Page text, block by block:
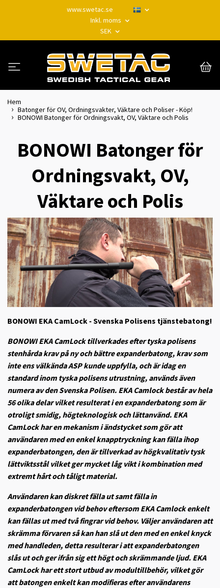
www.swetac.se
Inkl. moms
SEK
Hem
Batonger för OV, Ordningsvakter, Väktare och Poliser - Köp!
BONOWI Batonger för Ordningsvakt, OV, Väktare och Polis
BONOWI Batonger för
Ordningsvakt, OV,
Väktare och Polis
BONOWI EKA CamLock - Svenska Polisens tjänstebatong!
BONOWI EKA CamLock tillverkades efter tyska polisens
stenhårda krav på ny och bättre expanderbatong, krav som
inte ens välkända ASP kunde uppfylla, och är idag en
standard inom tyska polisens utrustning, används även
numera av den Svenska Polisen. EKA Camlock består av hela
56 olika delar vilket resulterat i en expanderbatong som är
otroligt smidig, högteknologisk och lättanvänd. EKA
CamLock har en mekanism i ändstycket som gör att
användaren med en enkel knapptryckning kan fälla ihop
expanderbatongen, den är tillverkad av högkvalitativ tysk
lättviktsstål vilket ger mycket låg vikt i kombination med
extremt hårt och tåligt material.
Användaren kan diskret fälla ut samt fälla in
expanderbatongen vid behov eftersom EKA Camlock enkelt
kan fällas ut med två fingrar vid behov. Väljer användaren att
skrämma förvaren så kan han slå ut den med en enkel knyck
med handleden, detta resulterar i att expanderbatongen
slås ut och ger ifrån sig ett högt och skrämmande ljud. EKA
CamLock har ett stort utbud av modultillbehör, vilket gör
att batongen enkelt kan modifieras efter användarens